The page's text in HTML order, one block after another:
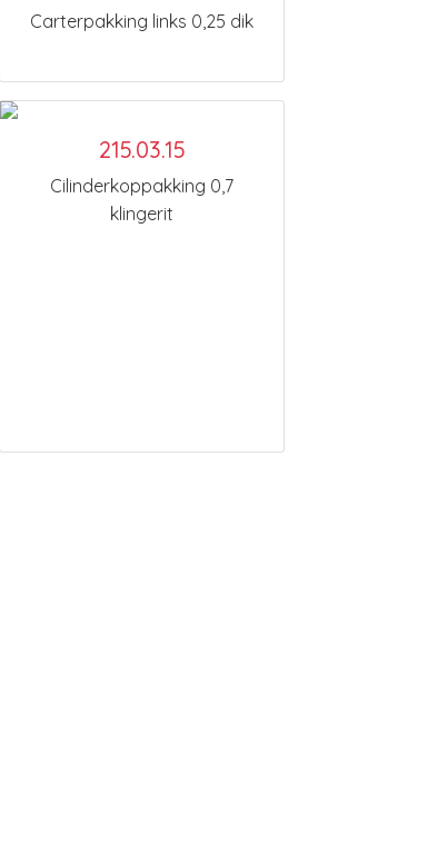
Carterpakking links 0,25 dik
215.03.15
Cilinderkoppakking 0,7
klingerit